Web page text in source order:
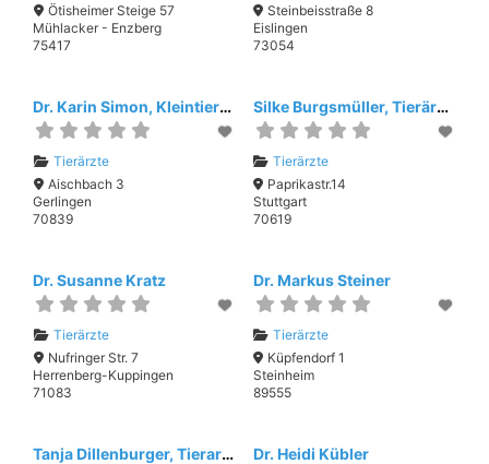
Ötisheimer Steige 57
Mühlacker - Enzberg
75417
Steinbeisstraße 8
Eislingen
73054
Dr. Karin Simon, Kleintierpraxis am Aischbach
Tierärzte
Aischbach 3
Gerlingen
70839
Silke Burgsmüller, Tierärztliche Gemeinschaftspraxis
Tierärzte
Paprikastr.14
Stuttgart
70619
Dr. Susanne Kratz
Tierärzte
Nufringer Str. 7
Herrenberg-Kuppingen
71083
Dr. Markus Steiner
Tierärzte
Küpfendorf 1
Steinheim
89555
Tanja Dillenburger, Tierarztpraxis in Neckarweihingen Dr. Heidi Kübler